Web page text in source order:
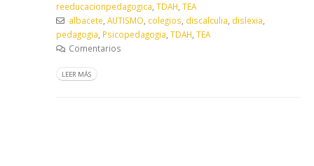
reeducacionpedagogica, TDAH, TEA
albacete, AUTISMO, colegios, discalculia, dislexia,
pedagogia, Psicopedagogia, TDAH, TEA
Comentarios
LEER MÁS